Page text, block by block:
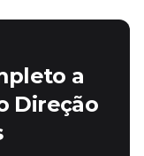
a
Direção